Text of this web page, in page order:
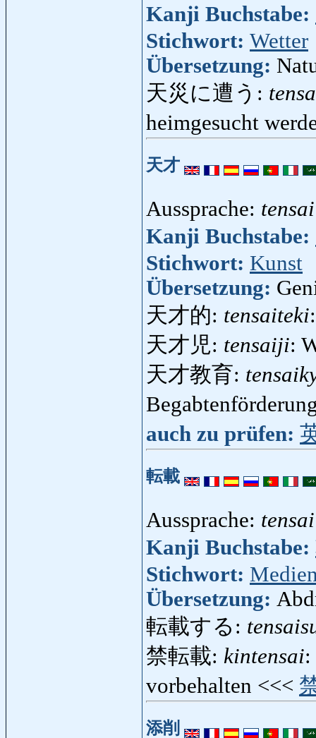
Kanji Buchstabe:
Stichwort: Wetter
Übersetzung:
天災に遭う:
heimgesucht
天才
Aussprache: tensai
Kanji Buchstabe:
Stichwort: Kunst
Übersetzung:
天才的: tensaiteki
天才児: tensaiji:
天才教育:
auch zu prüfen:
転載
Aussprache: tensai
Kanji Buchstabe:
Stichwort:
Übersetzung:
転載する:
禁転載: kintensai:
vorbehalten <<<
添削